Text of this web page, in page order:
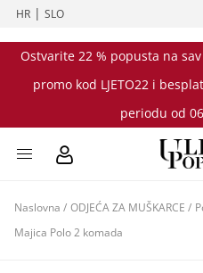
HR |SLO
Ostvarite 22 % popusta na
promo kod LJETO22 i
periodu od
Naslovna / ODJEĆA ZA MUŠKARCE /
Majica Polo 2 komada